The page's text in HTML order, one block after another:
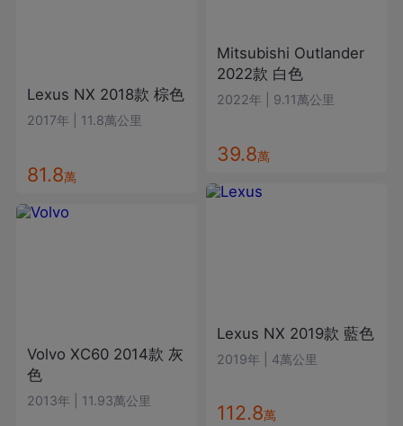
Lexus NX 2018款 棕色
2017年 11.8萬公里
81.8萬
Volvo XC60 2014款 灰
色
2013年 11.93萬公里
Mitsubishi Outlander
2022款 白色
2022年 9.11萬公里
39.8萬
Lexus NX 2019款 藍色
2019年 4萬公里
112.8萬